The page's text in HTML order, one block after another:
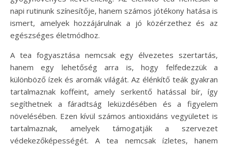
napi rutinunk színesítője, hanem számos jótékony hatása is
ismert, amelyek hozzájárulnak a jó közérzethez és az
egészséges életmódhoz.
A tea fogyasztása nemcsak egy élvezetes szertartás,
hanem egy lehetőség arra is, hogy felfedezzük a
különböző ízek és aromák világát. Az élénkítő teák gyakran
tartalmaznak koffeint, amely serkentő hatással bír, így
segíthetnek a fáradtság leküzdésében és a figyelem
növelésében. Ezen kívül számos antioxidáns vegyületet is
tartalmaznak, amelyek támogatják a szervezet
védekezőképességét. A tea nemcsak ízletes, hanem